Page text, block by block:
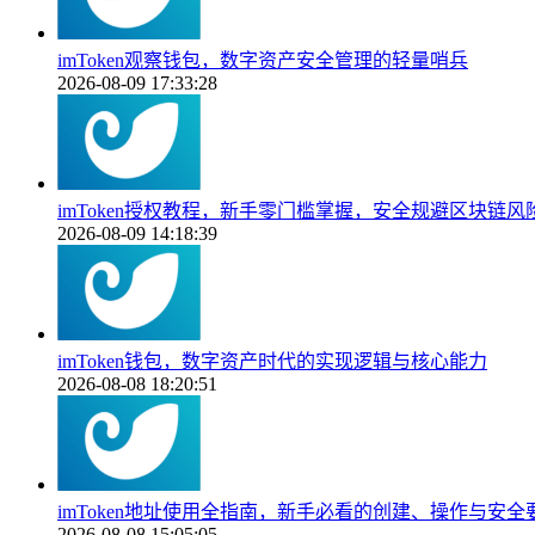
imToken观察钱包，数字资产安全管理的轻量哨兵
2026-08-09 17:33:28
imToken授权教程，新手零门槛掌握，安全规避区块链风
2026-08-09 14:18:39
imToken钱包，数字资产时代的实现逻辑与核心能力
2026-08-08 18:20:51
imToken地址使用全指南，新手必看的创建、操作与安全